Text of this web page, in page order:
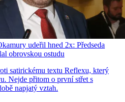
udeřil hned 2x: Předseda
obrovskou ostudu
satirickému textu Reflexu, který
Nejde přitom o první střet s
napjatý vztah.